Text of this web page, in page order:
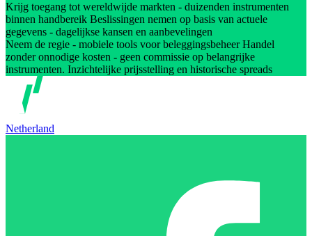
Krijg toegang tot wereldwijde markten - duizenden instrumenten
binnen handbereik Beslissingen nemen op basis van actuele
gegevens - dagelijkse kansen en aanbevelingen
Neem de regie - mobiele tools voor beleggingsbeheer Handel
zonder onnodige kosten - geen commissie op belangrijke
instrumenten. Inzichtelijke prijsstelling en historische spreads
Netherland